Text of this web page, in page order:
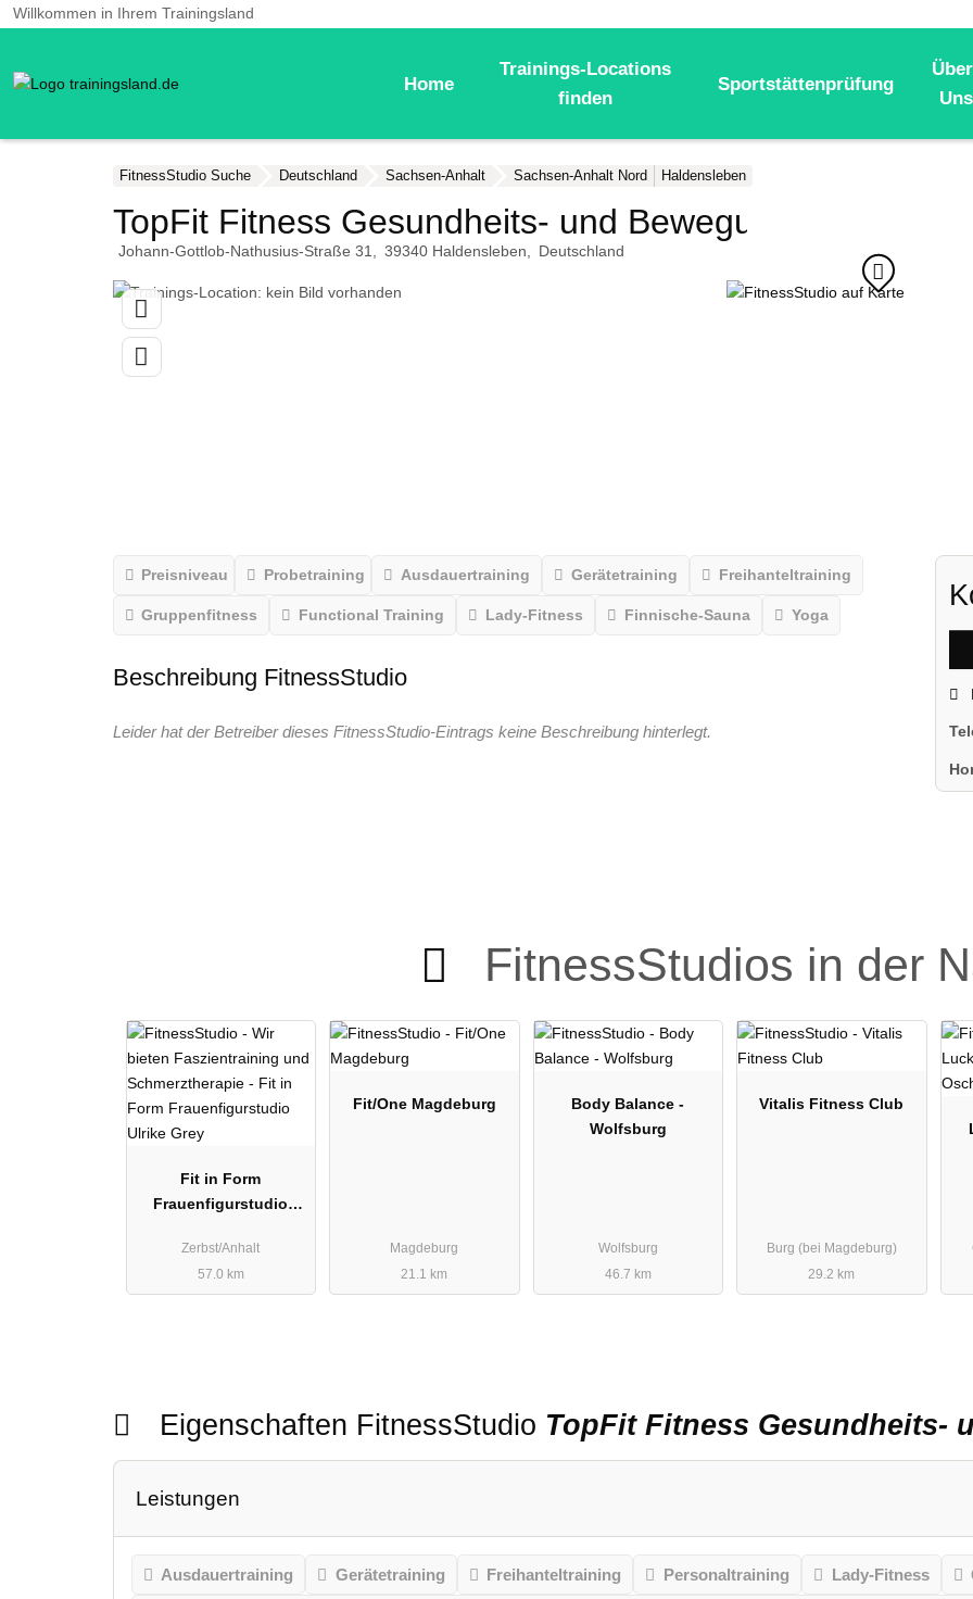
Willkommen in Ihrem Trainingsland
Home
Trainings-Locations
finden
Sportstättenprüfung
Uns
FitnessStudio Suche Deutschland Sachsen-Anhalt Sachsen-Anhalt Nord Haldensleben
TopFit Fitness Gesundheits- und Bewegungszentrum
Johann-Gottlob-Nathusius-Straße 31 39340 Haldensleben Deutschland
Preisniveau Probetraining Ausdauertraining Gerätetraining Freihanteltraining
Gruppenfitness Functional Training Lady-Fitness Finnische-Sauna Yoga
Beschreibung FitnessStudio
Leider hat der Betreiber dieses FitnessStudio-Eintrags keine Beschreibung hinterlegt.
FitnessStudios in der
Fit in Form
Frauenfigurstudio
Zerbst/Anhalt
57.0 km
Fit/One Magdeburg
Magdeburg
21.1 km
Body Balance -
Wolfsburg
Wolfsburg
46.7 km
Vitalis Fitness Club
Burg (bei Magdeburg)
29.2 km
Eigenschaften FitnessStudio TopFit Fitness Gesundheits-
Leistungen
Ausdauertraining Gerätetraining Freihanteltraining Personaltraining Lady-Fitness